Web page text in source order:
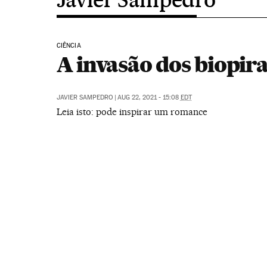
CIÊNCIA
A invasão dos
JAVIER SAMPEDRO | AUG 22, 2021 - 15:08 EDT
Leia isto: pode inspirar um romance